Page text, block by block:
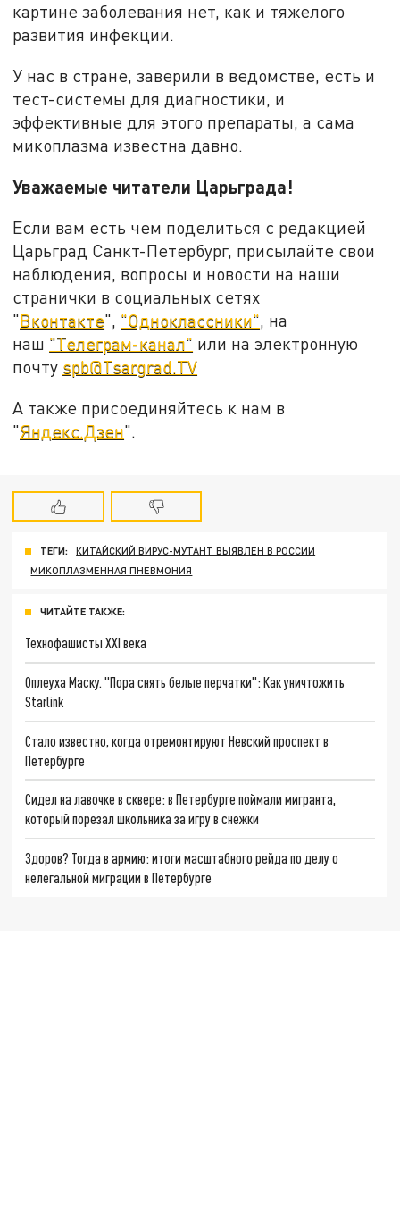
картине заболевания нет, как и тяжелого
развития инфекции.
У нас в стране, заверили в ведомстве, есть и
тест-системы для диагностики, и
эффективные для этого препараты, а сама
микоплазма известна давно.
Уважаемые читатели Царьграда!
Если вам есть чем поделиться с редакцией
Царьград Санкт-Петербург, присылайте свои
наблюдения, вопросы и новости на наши
странички в социальных сетях
"Вконтакте", "Одноклассники", на
наш "Телеграм-канал" или на электронную
почту spb@Tsargrad.TV
А также присоединяйтесь к нам в
"Яндекс.Дзен".
ТЕГИ:
КИТАЙСКИЙ ВИРУС-МУТАНТ ВЫЯВЛЕН В РОССИИ
МИКОПЛАЗМЕННАЯ ПНЕВМОНИЯ
ЧИТАЙТЕ ТАКЖЕ:
Технофашисты XXI века
Оплеуха Маску. "Пора снять белые перчатки": Как уничтожить
Starlink
Стало известно, когда отремонтируют Невский проспект в
Петербурге
Сидел на лавочке в сквере: в Петербурге поймали мигранта,
который порезал школьника за игру в снежки
Здоров? Тогда в армию: итоги масштабного рейда по делу о
нелегальной миграции в Петербурге